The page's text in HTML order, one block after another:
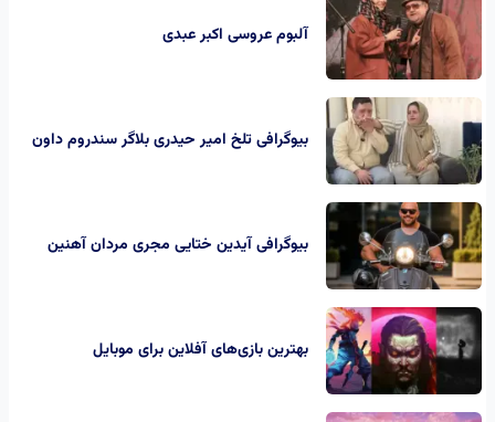
آلبوم عروسی اکبر عبدی
بیوگرافی تلخ امیر حیدری بلاگر سندروم داون
بیوگرافی آیدین ختایی مجری مردان آهنین
بهترین بازی‌های آفلاین برای موبایل